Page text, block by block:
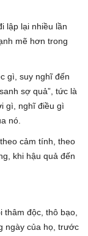
lập lại nhiều lần
mẽ hơn trong
gì, suy nghĩ đến
sợ quả”, tức là
gì, nghĩ điều gì
nó.
cảm tính, theo
khi hậu quả đến
độc, thô bạo,
ngày của họ, trước